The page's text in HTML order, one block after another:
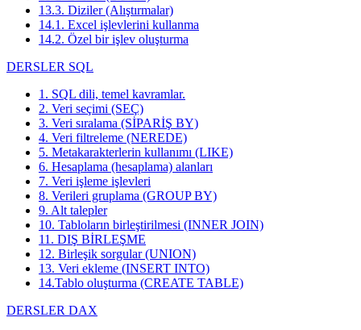
13.3. Diziler (Alıştırmalar)
14.1. Excel işlevlerini kullanma
14.2. Özel bir işlev oluşturma
DERSLER SQL
1. SQL dili, temel kavramlar.
2. Veri seçimi (SEÇ)
3. Veri sıralama (SİPARİŞ BY)
4. Veri filtreleme (NEREDE)
5. Metakarakterlerin kullanımı (LIKE)
6. Hesaplama (hesaplama) alanları
7. Veri işleme işlevleri
8. Verileri gruplama (GROUP BY)
9. Alt talepler
10. Tabloların birleştirilmesi (INNER JOIN)
11. DIŞ BİRLEŞME
12. Birleşik sorgular (UNION)
13. Veri ekleme (INSERT INTO)
14.Tablo oluşturma (CREATE TABLE)
DERSLER DAX